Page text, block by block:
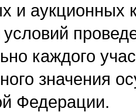
и аукционных
каждого
значения
Федерации.